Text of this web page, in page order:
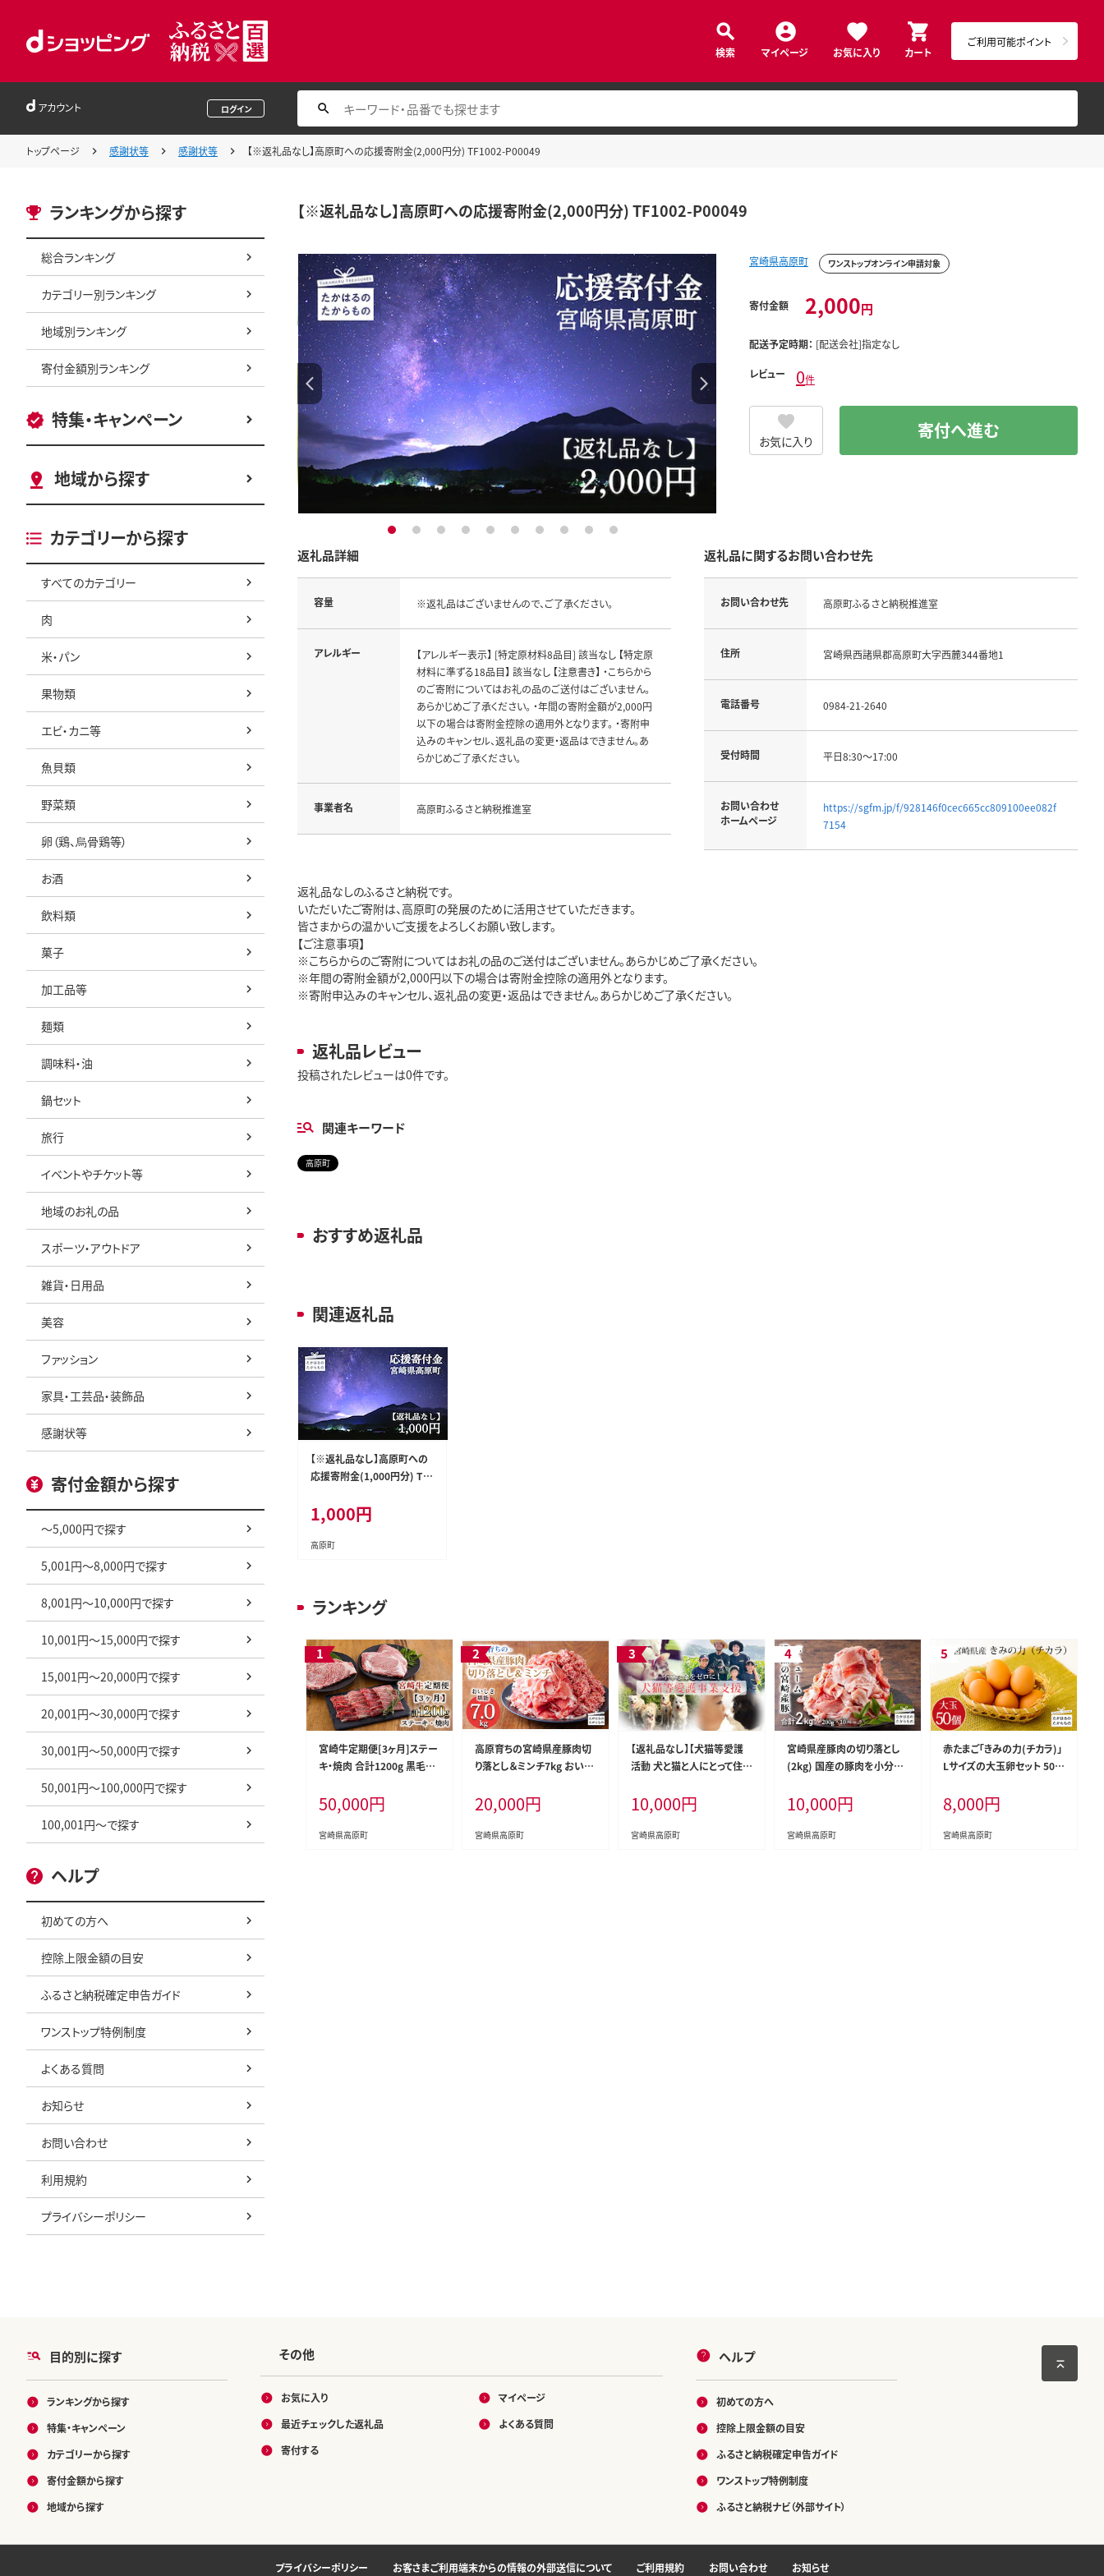
検索 マイページ お気に入り カート
ご利用可能ポイント
アカウント ログイン
トップページ 感謝状等 感謝状等 【※返礼品なし】高原町への応援寄附金(2,000円分) TF1002-P00049
ランキングから探す
総合ランキング
カテゴリー別ランキング
地域別ランキング
寄付金額別ランキング
特集・キャンペーン
地域から探す
カテゴリーから探す
すべてのカテゴリー
肉
米・パン
果物類
エビ・カニ等
魚貝類
野菜類
卵（鶏、烏骨鶏等）
お酒
飲料類
菓子
加工品等
麺類
調味料・油
鍋セット
旅行
イベントやチケット等
地域のお礼の品
スポーツ・アウトドア
雑貨・日用品
美容
ファッション
家具・工芸品・装飾品
感謝状等
寄付金額から探す
～5,000円で探す
5,001円～8,000円で探す
8,001円～10,000円で探す
10,001円～15,000円で探す
15,001円～20,000円で探す
20,001円～30,000円で探す
30,001円～50,000円で探す
50,001円～100,000円で探す
100,001円～で探す
ヘルプ
初めての方へ
控除上限金額の目安
ふるさと納税確定申告ガイド
ワンストップ特例制度
よくある質問
お知らせ
お問い合わせ
利用規約
プライバシーポリシー
【※返礼品なし】高原町への応援寄附金(2,000円分) TF1002-P00049
1 2 3 4 5 6 7 8 9 10
宮崎県高原町 ワンストップオンライン申請対象
寄付金額 2,000円
配送予定時期： [配送会社]指定なし
レビュー 0件
お気に入り 寄付へ進む
返礼品詳細
容量 ※返礼品はございませんので、ご了承ください。
アレルギー
【アレルギー表示】 [特定原材料8品目] 該当なし 【特定原
材料に準ずる18品目】 該当なし 【注意書き】 ・こちらから
のご寄附についてはお礼の品のご送付はございません。
あらかじめご了承ください。 ・年間の寄附金額が2,000円
以下の場合は寄附金控除の適用外となります。 ・寄附申
込みのキャンセル、返礼品の変更・返品はできません。あ
らかじめご了承ください。
事業者名 高原町ふるさと納税推進室
返礼品に関するお問い合わせ先
お問い合わせ先 高原町ふるさと納税推進室
住所 宮崎県西諸県郡高原町大字西麓344番地1
電話番号 0984-21-2640
受付時間 平日8:30～17:00
お問い合わせ
ホームページ
https://sgfm.jp/f/928146f0cec665cc809100ee082f
7154
返礼品なしのふるさと納税です。
いただいたご寄附は、高原町の発展のために活用させていただきます。
皆さまからの温かいご支援をよろしくお願い致します。
【ご注意事項】
※こちらからのご寄附についてはお礼の品のご送付はございません。あらかじめご了承ください。
※年間の寄附金額が2,000円以下の場合は寄附金控除の適用外となります。
※寄附申込みのキャンセル、返礼品の変更・返品はできません。あらかじめご了承ください。
返礼品レビュー
投稿されたレビューは0件です。
関連キーワード
高原町
おすすめ返礼品
関連返礼品
【※返礼品なし】高原町への
応援寄附金(1,000円分) TF
1,000円
高原町
ランキング
宮崎牛定期便[3ヶ月]ステー
キ・焼肉 合計1200g 黒毛和
分けて発送！ ［国産 ブランド
牛 お肉 ステーキ 焼肉 5000
0円 5万円］ TF0684-P0002
50,000円
宮崎県高原町
高原育ちの宮崎県産豚肉切
り落とし＆ミンチ7kg おいし
お弁当 一人暮らし 万能食材
生姜焼き しゃぶしゃぶ ハン
バーグ 餃子 肉巻き ミートソ
20,000円
宮崎県高原町
【返礼品なし】【犬猫等愛護
活動 犬と猫と人にとって住
崎県 高原町 特定非営利活
動法人 咲桃虎(さくもんと)
TF3009-P00056
10,000円
宮崎県高原町
宮崎県産豚肉の切り落とし
(2kg) 国産の豚肉を小分け
一人暮らし 1人暮らし 独り
暮らし 日本産] TF0553-P0
0020
10,000円
宮崎県高原町
赤たまご「きみの力(チカラ)」
Lサイズの大玉卵セット 50
8,000円
宮崎県高原町
目的別に探す
ランキングから探す
特集・キャンペーン
カテゴリーから探す
寄付金額から探す
地域から探す
その他
お気に入り
最近チェックした返礼品
寄付する
マイページ
よくある質問
ヘルプ
初めての方へ
控除上限金額の目安
ふるさと納税確定申告ガイド
ワンストップ特例制度
ふるさと納税ナビ（外部サイト）
プライバシーポリシー お客さまご利用端末からの情報の外部送信について ご利用規約 お問い合わせ お知らせ